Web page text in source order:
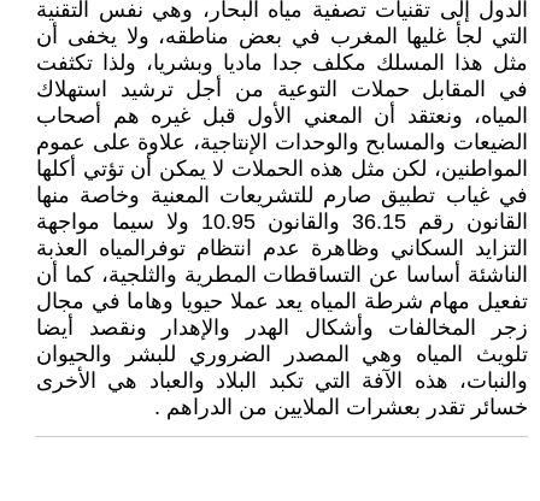
الدول إلى تقنيات تصفية مياه البحار، وهي نفس التقنية
التي لجأ غليها المغرب في بعض مناطقه، ولا يخفى أن
مثل هذا المسلك مكلف جدا ماديا وبشريا، ولذا تكثفت
في المقابل حملات التوعية من أجل ترشيد استهلاك
المياه، ونعتقد أن المعني الأول قبل غيره هم أصحاب
الضيعات والمسابح والوحدات الإنتاجية، علاوة على عموم
المواطنين، لكن مثل هذه الحملات لا يمكن أن تؤتي أكلها
في غياب تطبيق صارم للتشريعات المعنية وخاصة منها
القانون رقم 36.15 والقانون 10.95 ولا سيما مواجهة
التزايد السكاني وظاهرة عدم انتظام توفرالمياه العذبة
الناشئة أساسا عن التساقطات المطرية والثلجية، كما أن
تفعيل مهام شرطة المياه يعد عملا حيويا وهاما في مجال
زجر المخالفات وأشكال الهدر والإهدار ونقصد أيضا
تلويث المياه وهي المصدر الضروري للبشر والحيوان
والنبات، هذه الآفة التي تكبد البلاد والعباد هي الأخرى
خسائر تقدر بعشرات الملايين من الدراهم .